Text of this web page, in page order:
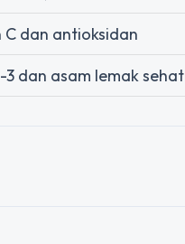
dan antioksidan
dan asam lemak sehat